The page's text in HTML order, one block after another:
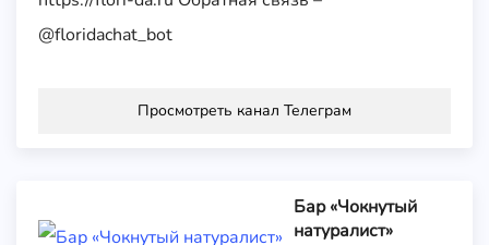
@floridachat_bot
Просмотреть канал Телеграм
Бар «Чокнутый
натуралист»